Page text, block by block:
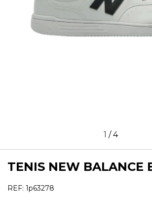
1 /4
TENIS NEW BALANCE
REF: 1p63278